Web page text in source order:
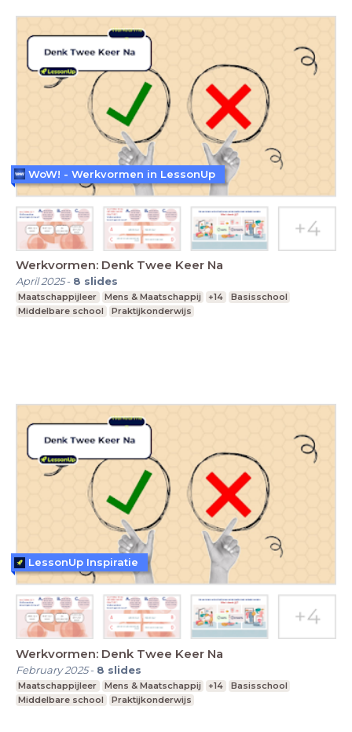
Werkvormen: Denk Twee Keer Na
April 2025- 8 slides
Maatschappijleer Mens & Maatschappij +14
Basisschool
Middelbare school
Praktijkonderwijs
WoW! - Werkvormen in LessonUp
Werkvormen: Denk Twee Keer Na
February 2025- 8 slides
Maatschappijleer Mens & Maatschappij +14
Basisschool
Middelbare school
Praktijkonderwijs
LessonUp Inspiratie